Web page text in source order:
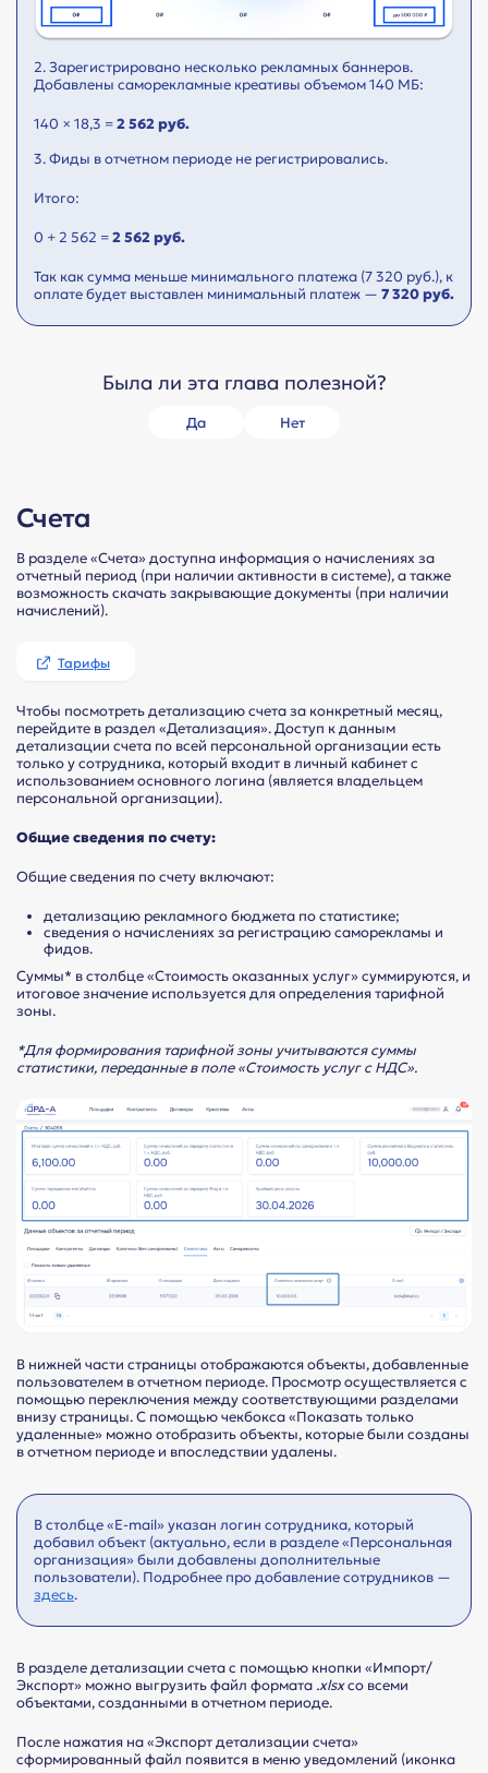
2. Зарегистрировано несколько рекламных баннеров.
Добавлены саморекламные креативы объемом 140 МБ:
140 × 18,3 =2 562 руб.
3. Фиды в отчетном периоде не регистрировались.
Итого:
0 + 2 562 =2 562 руб.
Так как сумма меньше минимального платежа (7 320 руб.), к
оплате будет выставлен минимальный платеж — 7 320 руб.
Была ли эта глава полезной?
Да Нет
Счета
В разделе «Счета» доступна информация о начислениях за
отчетный период (при наличии активности в системе), а также
возможность скачать закрывающие документы (при наличии
начислений).
Тарифы
Чтобы посмотреть детализацию счета за конкретный месяц,
перейдите в раздел «Детализация». Доступ к данным
детализации счета по всей персональной организации есть
только у сотрудника, который входит в личный кабинет с
использованием основного логина (является владельцем
персональной организации).
Общие сведения по счету:
Общие сведения по счету включают:
детализацию рекламного бюджета по статистике;
сведения о начислениях за регистрацию саморекламы и
фидов.
Суммы* в столбце «Стоимость оказанных услуг» суммируются, и
итоговое значение используется для определения тарифной
зоны.
*Для формирования тарифной зоны учитываются суммы
статистики, переданные в поле «Стоимость услуг с НДС».
В нижней части страницы отображаются объекты, добавленные
пользователем в отчетном периоде. Просмотр осуществляется с
помощью переключения между соответствующими разделами
внизу страницы. С помощью чекбокса «Показать только
удаленные» можно отобразить объекты, которые были созданы
в отчетном периоде и впоследствии удалены.
В столбце «E-mail» указан логин сотрудника, который
добавил объект (актуально, если в разделе «Персональная
организация» были добавлены дополнительные
пользователи). Подробнее про добавление сотрудников —
здесь.
В разделе детализации счета с помощью кнопки «Импорт/
Экспорт» можно выгрузить файл формата .xlsxсо всеми
объектами, созданными в отчетном периоде.
После нажатия на «Экспорт детализации счета»
сформированный файл появится в меню уведомлений (иконка